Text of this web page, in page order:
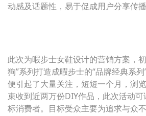
动感及话题性，易于促成用户分享传播
此次为暇步士女鞋设计的营销方案，
狗”系列打造成暇步士的“品牌经典系
便引起了大量关注，短短一个月，浏
束收到近两万份DIY作品，此次活动
标消费者。目标受众主要为追求与众